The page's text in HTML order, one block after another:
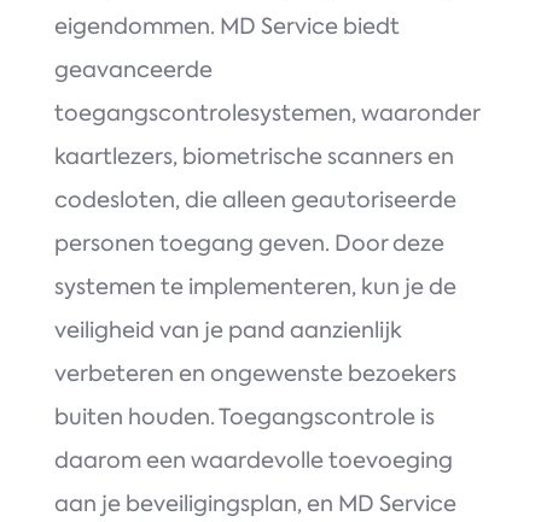
eigendommen. MD Service biedt
geavanceerde
toegangscontrolesystemen, waaronder
kaartlezers, biometrische scanners en
codesloten, die alleen geautoriseerde
personen toegang geven. Door deze
systemen te implementeren, kun je de
veiligheid van je pand aanzienlijk
verbeteren en ongewenste bezoekers
buiten houden. Toegangscontrole is
daarom een waardevolle toevoeging
aan je beveiligingsplan, en MD Service